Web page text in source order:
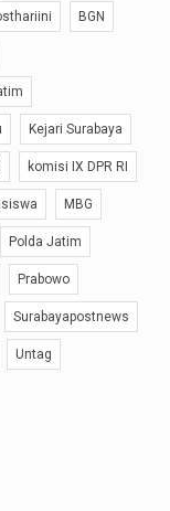
BGN
Kejari Surabaya
komisi IX DPR RI
MBG
Polda Jatim
Prabowo
Surabayapostnews
Untag